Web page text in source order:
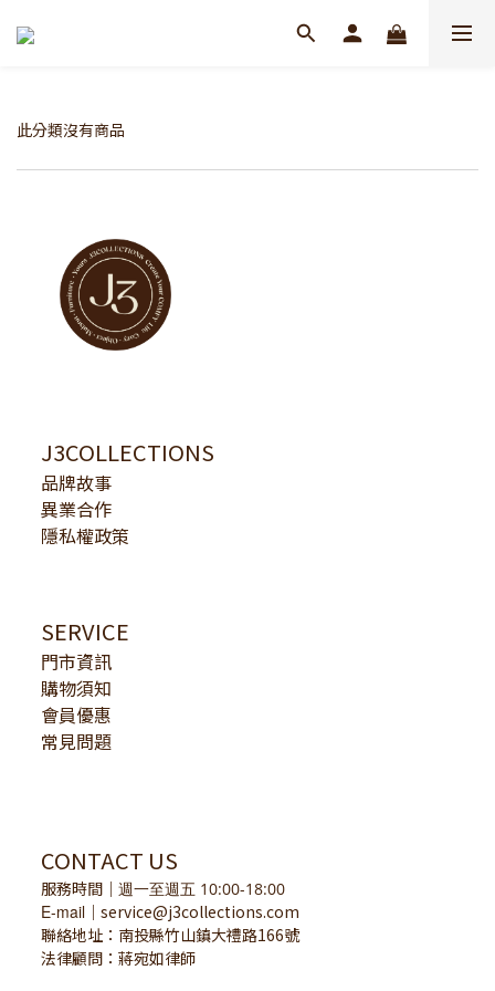
此分類沒有商品
J3COLLECTIONS
品牌故事
異業合作
隱私權政策
SERVICE
門市資訊
購物須知
會員優惠
常見問題
CONTACT US
服務時間 ｜ 週一至週五 10:00-18:00
E-mail
service@j3collections.com
聯絡地址：南投縣竹山鎮大禮路166號
法律顧問：蔣宛如律師